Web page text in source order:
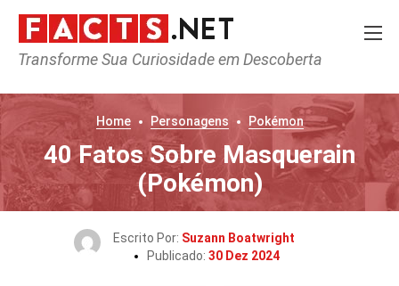
Transforme Sua Curiosidade em Descoberta
Home Personagens Pokémon
40 Fatos Sobre Masquerain
(Pokémon)
Escrito Por: Suzann Boatwright
Publicado: 30 Dez 2024